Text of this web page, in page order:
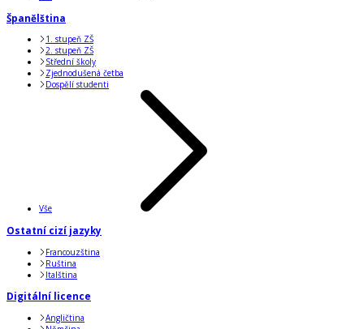
Španělština
1. stupeň ZŠ
2. stupeň ZŠ
Střední školy
Zjednodušená četba
Dospělí studenti
Vše
Ostatní cizí jazyky
Francouzština
Ruština
Italština
Digitální licence
Angličtina